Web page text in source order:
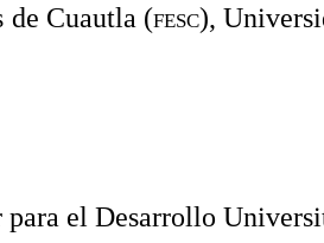
de Cuautla (fesc),
el Desarrollo